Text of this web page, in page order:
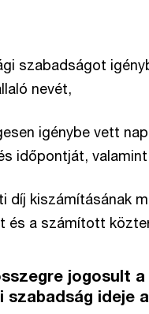
szabadságot
nevét,
igénybe vett
időpontját, valamint
díj kiszámításának
és a számított
jogosult a
szabadság ideje